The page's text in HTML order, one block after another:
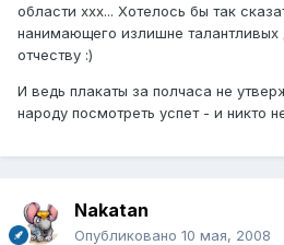
области ххх... Хотелось бы так
нанимающего излишне талантливых
отчеству :)
И ведь плакаты за полчаса не
народу посмотреть успет - и никто
Nakatan
Опубликовано 10 мая, 2008